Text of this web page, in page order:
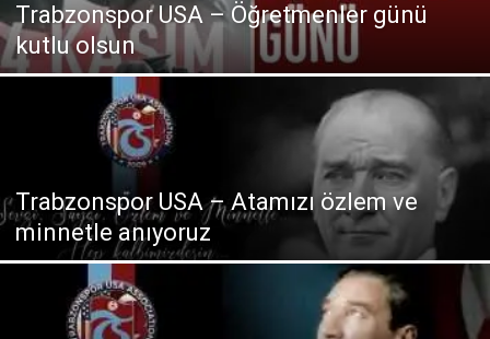
Trabzonspor USA – Öğretmenler günü
kutlu olsun
Trabzonspor USA – Atamızı özlem ve
minnetle anıyoruz